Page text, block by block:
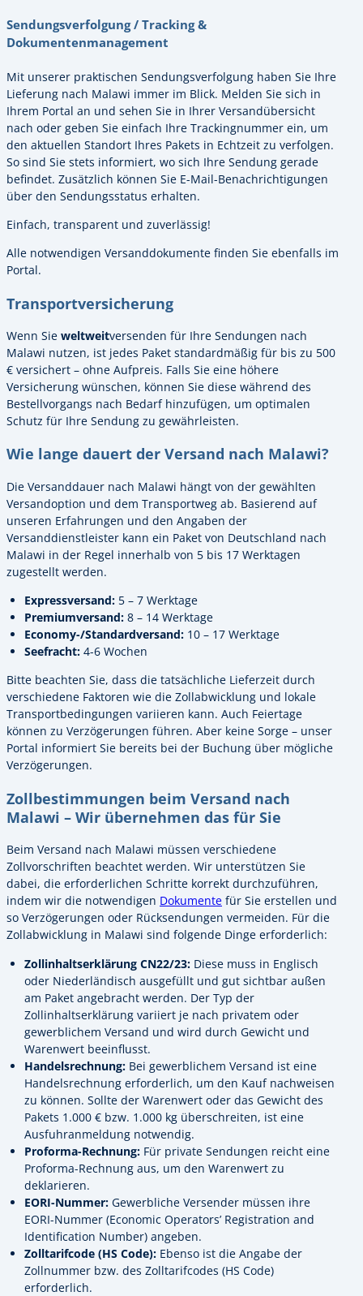
Sendungsverfolgung / Tracking &
Dokumentenmanagement
Mit unserer praktischen Sendungsverfolgung haben Sie Ihre
Lieferung nach Malawi immer im Blick. Melden Sie sich in
Ihrem Portal an und sehen Sie in Ihrer Versandübersicht
nach oder geben Sie einfach Ihre Trackingnummer ein, um
den aktuellen Standort Ihres Pakets in Echtzeit zu verfolgen.
So sind Sie stets informiert, wo sich Ihre Sendung gerade
befindet. Zusätzlich können Sie E-Mail-Benachrichtigungen
über den Sendungsstatus erhalten.
Einfach, transparent und zuverlässig!
Alle notwendigen Versanddokumente finden Sie ebenfalls im
Portal.
Transportversicherung
Wenn Sie weltweitversenden für Ihre Sendungen nach
Malawi nutzen, ist jedes Paket standardmäßig für bis zu 500
€ versichert – ohne Aufpreis. Falls Sie eine höhere
Versicherung wünschen, können Sie diese während des
Bestellvorgangs nach Bedarf hinzufügen, um optimalen
Schutz für Ihre Sendung zu gewährleisten.
Wie lange dauert der Versand nach Malawi?
Die Versanddauer nach Malawi hängt von der gewählten
Versandoption und dem Transportweg ab. Basierend auf
unseren Erfahrungen und den Angaben der
Versanddienstleister kann ein Paket von Deutschland nach
Malawi in der Regel innerhalb von 5 bis 17 Werktagen
zugestellt werden.
Expressversand: 5 – 7 Werktage
Premiumversand: 8 – 14 Werktage
Economy-/Standardversand: 10 – 17 Werktage
Seefracht: 4-6 Wochen
Bitte beachten Sie, dass die tatsächliche Lieferzeit durch
verschiedene Faktoren wie die Zollabwicklung und lokale
Transportbedingungen variieren kann. Auch Feiertage
können zu Verzögerungen führen. Aber keine Sorge – unser
Portal informiert Sie bereits bei der Buchung über mögliche
Verzögerungen.
Zollbestimmungen beim Versand nach
Malawi – Wir übernehmen das für Sie
Beim Versand nach Malawi müssen verschiedene
Zollvorschriften beachtet werden. Wir unterstützen Sie
dabei, die erforderlichen Schritte korrekt durchzuführen,
indem wir die notwendigen Dokumente für Sie erstellen und
so Verzögerungen oder Rücksendungen vermeiden. Für die
Zollabwicklung in Malawi sind folgende Dinge erforderlich:
Zollinhaltserklärung CN22/23: Diese muss in Englisch
oder Niederländisch ausgefüllt und gut sichtbar außen
am Paket angebracht werden. Der Typ der
Zollinhaltserklärung variiert je nach privatem oder
gewerblichem Versand und wird durch Gewicht und
Warenwert beeinflusst.
Handelsrechnung: Bei gewerblichem Versand ist eine
Handelsrechnung erforderlich, um den Kauf nachweisen
zu können. Sollte der Warenwert oder das Gewicht des
Pakets 1.000 € bzw. 1.000 kg überschreiten, ist eine
Ausfuhranmeldung notwendig.
Proforma-Rechnung: Für private Sendungen reicht eine
Proforma-Rechnung aus, um den Warenwert zu
deklarieren.
EORI-Nummer: Gewerbliche Versender müssen ihre
EORI-Nummer (Economic Operators’ Registration and
Identification Number) angeben.
Zolltarifcode (HS Code): Ebenso ist die Angabe der
Zollnummer bzw. des Zolltarifcodes (HS Code)
erforderlich.